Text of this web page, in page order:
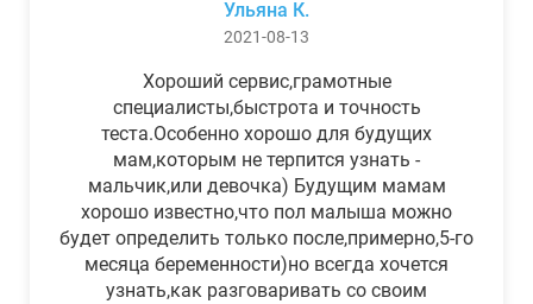
Ульяна К.
2021-08-13
Хороший сервис,грамотные
специалисты,быстрота и точность
теста.Особенно хорошо для будущих
мам,которым не терпится узнать -
мальчик,или девочка) Будущим мамам
хорошо известно,что пол малыша можно
будет определить только после,примерно,5-го
месяца беременности)но всегда хочется
узнать,как разговаривать со своим